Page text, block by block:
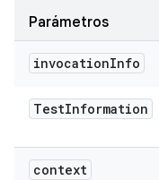
Parámetros
invocationInfo
TestInformation
context